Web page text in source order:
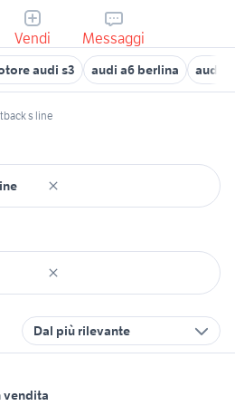
Vendi Messaggi
audi s3 audi a6 berlina audi
s line
Dal più rilevante
vendita